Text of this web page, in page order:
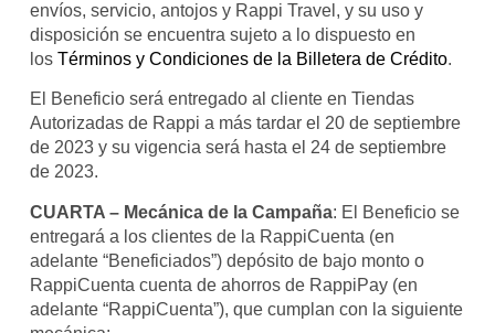
envíos, servicio, antojos y Rappi Travel, y su uso y
disposición se encuentra sujeto a lo dispuesto en
los Términos y Condiciones de la Billetera de Crédito.
El Beneficio será entregado al cliente en Tiendas
Autorizadas de Rappi a más tardar el 20 de septiembre
de 2023 y su vigencia será hasta el 24 de septiembre
de 2023.
CUARTA – Mecánica de la Campaña: El Beneficio se
entregará a los clientes de la RappiCuenta (en
adelante “Beneficiados”) depósito de bajo monto o
RappiCuenta cuenta de ahorros de RappiPay (en
adelante “RappiCuenta”), que cumplan con la siguiente